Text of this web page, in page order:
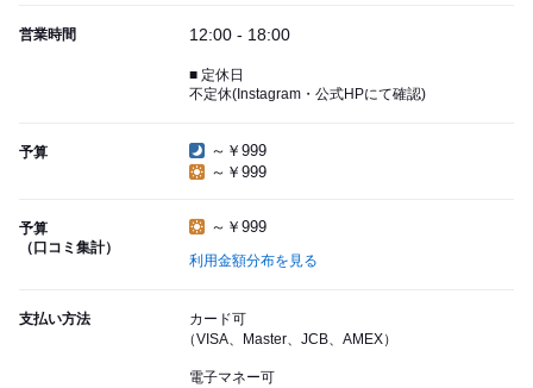
営業時間 12:00 - 18:00
■ 定休日
不定休(Instagram・公式HPにて確認)
予算
～￥999
～￥999
予算
（口コミ集計）
～￥999
利用金額分布を見る
支払い方法
カード可
（VISA、Master、JCB、AMEX）
電子マネー可